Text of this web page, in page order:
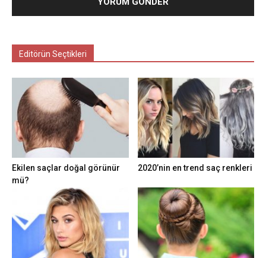
Editörün Seçtikleri
Ekilen saçlar doğal görünür
mü?
2020’nin en trend saç renkleri